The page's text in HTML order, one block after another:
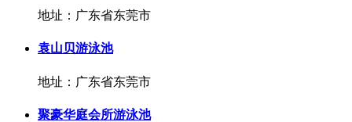
地址：广东省东莞市
袁山贝游泳池
地址：广东省东莞市
聚豪华庭会所游泳池